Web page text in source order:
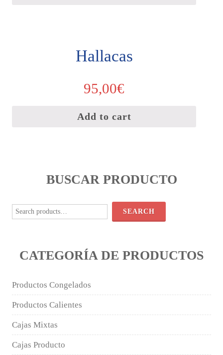
Hallacas
95,00€
Add to cart
BUSCAR PRODUCTO
for:
SEARCH
CATEGORÍA DE PRODUCTOS
Productos Congelados
Productos Calientes
Cajas Mixtas
Cajas Producto